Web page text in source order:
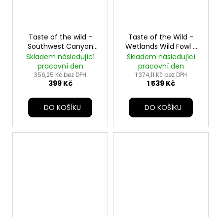
Taste of the wild -
Southwest Canyon
Canine - 2kg
Skladem následující
pracovní den
356,25 Kč bez DPH
399 Kč
DO KOŠÍKU
Taste of the Wild -
Wetlands Wild Fowl -
12,2kg
Skladem následující
pracovní den
1 374,11 Kč bez DPH
1 539 Kč
DO KOŠÍKU